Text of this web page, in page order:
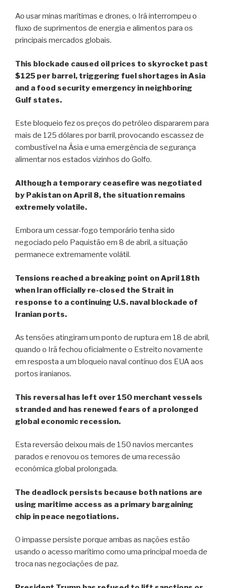
Ao usar minas marítimas e drones, o Irã interrompeu o
fluxo de suprimentos de energia e alimentos para os
principais mercados globais.
This blockade caused oil prices to skyrocket past
$125 per barrel, triggering fuel shortages in Asia
and a food security emergency in neighboring
Gulf states.
Este bloqueio fez os preços do petróleo dispararem para
mais de 125 dólares por barril, provocando escassez de
combustível na Ásia e uma emergência de segurança
alimentar nos estados vizinhos do Golfo.
Although a temporary ceasefire was negotiated
by Pakistan on April 8, the situation remains
extremely volatile.
Embora um cessar-fogo temporário tenha sido
negociado pelo Paquistão em 8 de abril, a situação
permanece extremamente volátil.
Tensions reached a breaking point on April 18th
when Iran officially re-closed the Strait in
response to a continuing U.S. naval blockade of
Iranian ports.
As tensões atingiram um ponto de ruptura em 18 de abril,
quando o Irã fechou oficialmente o Estreito novamente
em resposta a um bloqueio naval contínuo dos EUA aos
portos iranianos.
This reversal has left over 150 merchant vessels
stranded and has renewed fears of a prolonged
global economic recession.
Esta reversão deixou mais de 150 navios mercantes
parados e renovou os temores de uma recessão
econômica global prolongada.
The deadlock persists because both nations are
using maritime access as a primary bargaining
chip in peace negotiations.
O impasse persiste porque ambas as nações estão
usando o acesso marítimo como uma principal moeda de
troca nas negociações de paz.